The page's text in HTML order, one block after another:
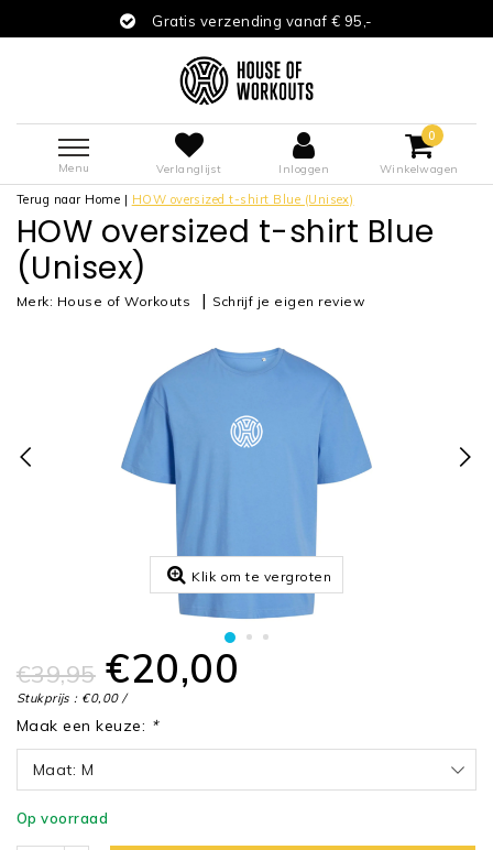
Gratis verzending vanaf € 95,-
Menu Verlanglijst Inloggen
0
Winkelwagen
Terug naar Home | HOW oversized t-shirt Blue (Unisex)
HOW oversized t-shirt Blue
(Unisex)
Merk: House of Workouts | Schrijf je eigen review
Klik om te vergroten
€39,95 €20,00
Stukprijs : €0,00 /
Maak een keuze: *
Maat: M
Op voorraad